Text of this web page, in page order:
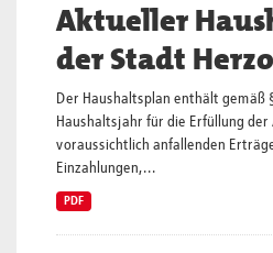
Aktueller
der Stadt
Der Haushaltsplan enthält gemäß
Haushaltsjahr für die Erfüllung
voraussichtlich anfallenden
Einzahlungen,...
PDF